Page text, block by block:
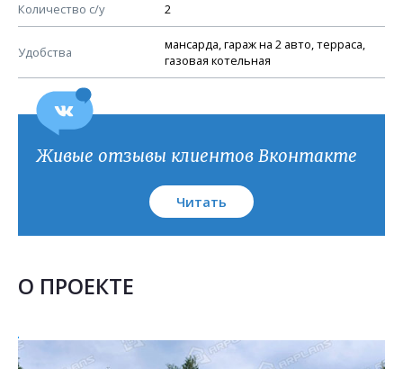
Количество с/у 2
Удобства
мансарда, гараж на 2 авто, терраса,
газовая котельная
План кровли
Живые отзывы клиентов Вконтакте
Читать
О ПРОЕКТЕ